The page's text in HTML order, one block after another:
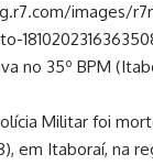
images/
no 35º BPM
Militar foi
em Itaboraí, na